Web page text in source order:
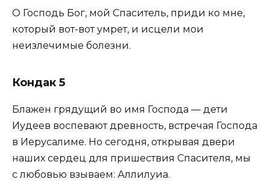
О Господь Бог, мой Спаситель, приди ко мне,
который вот-вот умрет, и исцели мои
неизлечимые болезни.
Кондак 5
Блажен грядущий во имя Господа — дети
Иудеев воспевают древность, встречая Господа
в Иерусалиме. Но сегодня, открывая двери
наших сердец для пришествия Спасителя, мы
с любовью взываем: Аллилуиа.